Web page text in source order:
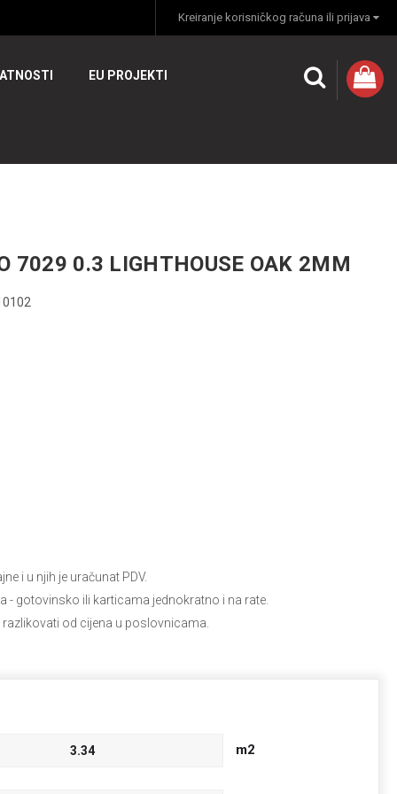
Kreiranje korisničkog računa ili prijava
EU PROJEKTI
7029 0.3 LIGHTHOUSE OAK 2MM
i u njih je uračunat PDV.
- gotovinsko ili karticama jednokratno i na rate.
od cijena u poslovnicama.
m2